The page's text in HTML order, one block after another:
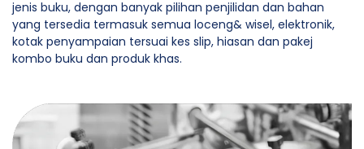
jenis buku, dengan banyak pilihan penjilidan dan bahan
yang tersedia termasuk semua loceng& wisel, elektronik,
kotak penyampaian tersuai kes slip, hiasan dan pakej
kombo buku dan produk khas.